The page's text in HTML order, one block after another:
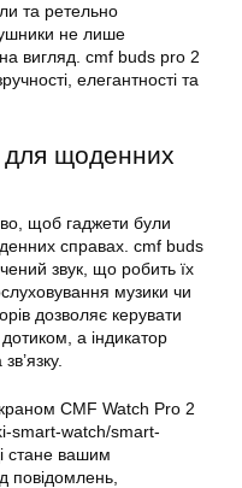
та ретельно
не лише
вигляд. cmf buds pro 2
елегантності та
для щоденних
щоб гаджети були
справах. cmf buds
звук, що робить їх
музики чи
дозволяє керувати
а індикатор
CMF Watch Pro 2
smart-watch/smart-
стане вашим
повідомлень,